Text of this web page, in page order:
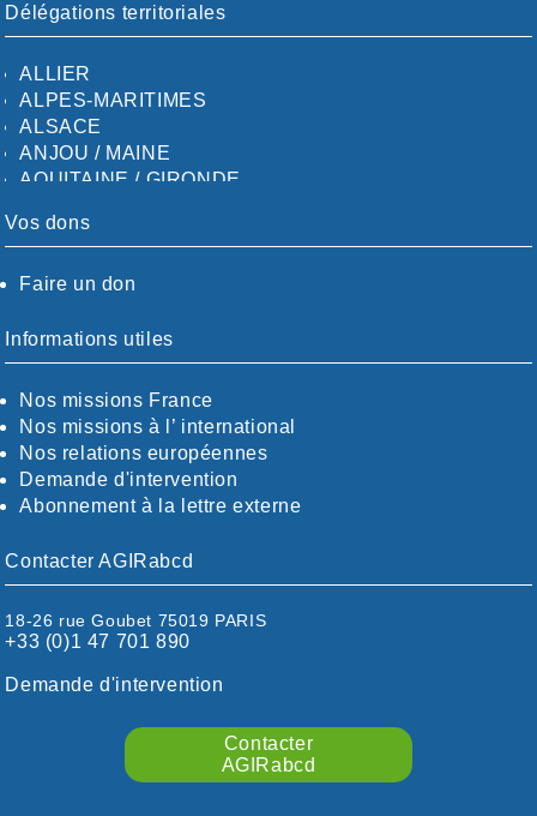
Délégations territoriales
ALLIER
ALPES-MARITIMES
ALSACE
ANJOU / MAINE
AQUITAINE / GIRONDE
AUDE
CALVADOS-ORNE
CHARENTE-MARITIME
CÖTE-D'OR
CÖTES-D'ARMOR
DORDOGNE
DRÖME / ARDÈCHE
ESSONNE
EURE-ET-LOIR
FINISTÈRE
HAUTES-PYRÉNÉES
HÉRAULT
ILLE ET VILAINE
LOIRE / OCÉAN
Vos dons
Faire un don
Informations utiles
Nos missions France
Nos missions à l’ international
Nos relations européennes
Demande d'intervention
Abonnement à la lettre externe
Contacter AGIRabcd
18-26 rue Goubet 75019 PARIS
+33 (0)1 47 701 890
Demande d'intervention
Contacter
AGIRabcd